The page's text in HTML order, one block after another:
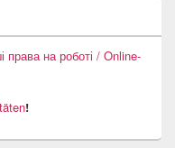
на роботі / Online-
!